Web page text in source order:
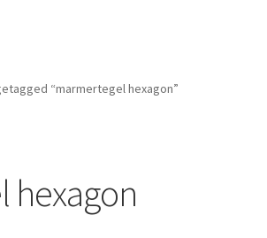
“marmertegel hexagon”
hexagon